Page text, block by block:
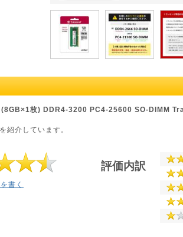
(8GB×1枚) DDR4-3200 PC4-25600 SO-DIMM
紹介しています。
書く
評価内訳